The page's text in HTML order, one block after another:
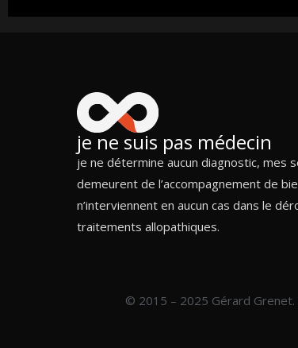
je ne suis pas médecin
je ne détermine aucun diagnostic, mes
demeurent de l’accompagnement de
n’interviennent en aucun cas dans le
traitements allopathiques.
© 2015 – 2025 Gérard